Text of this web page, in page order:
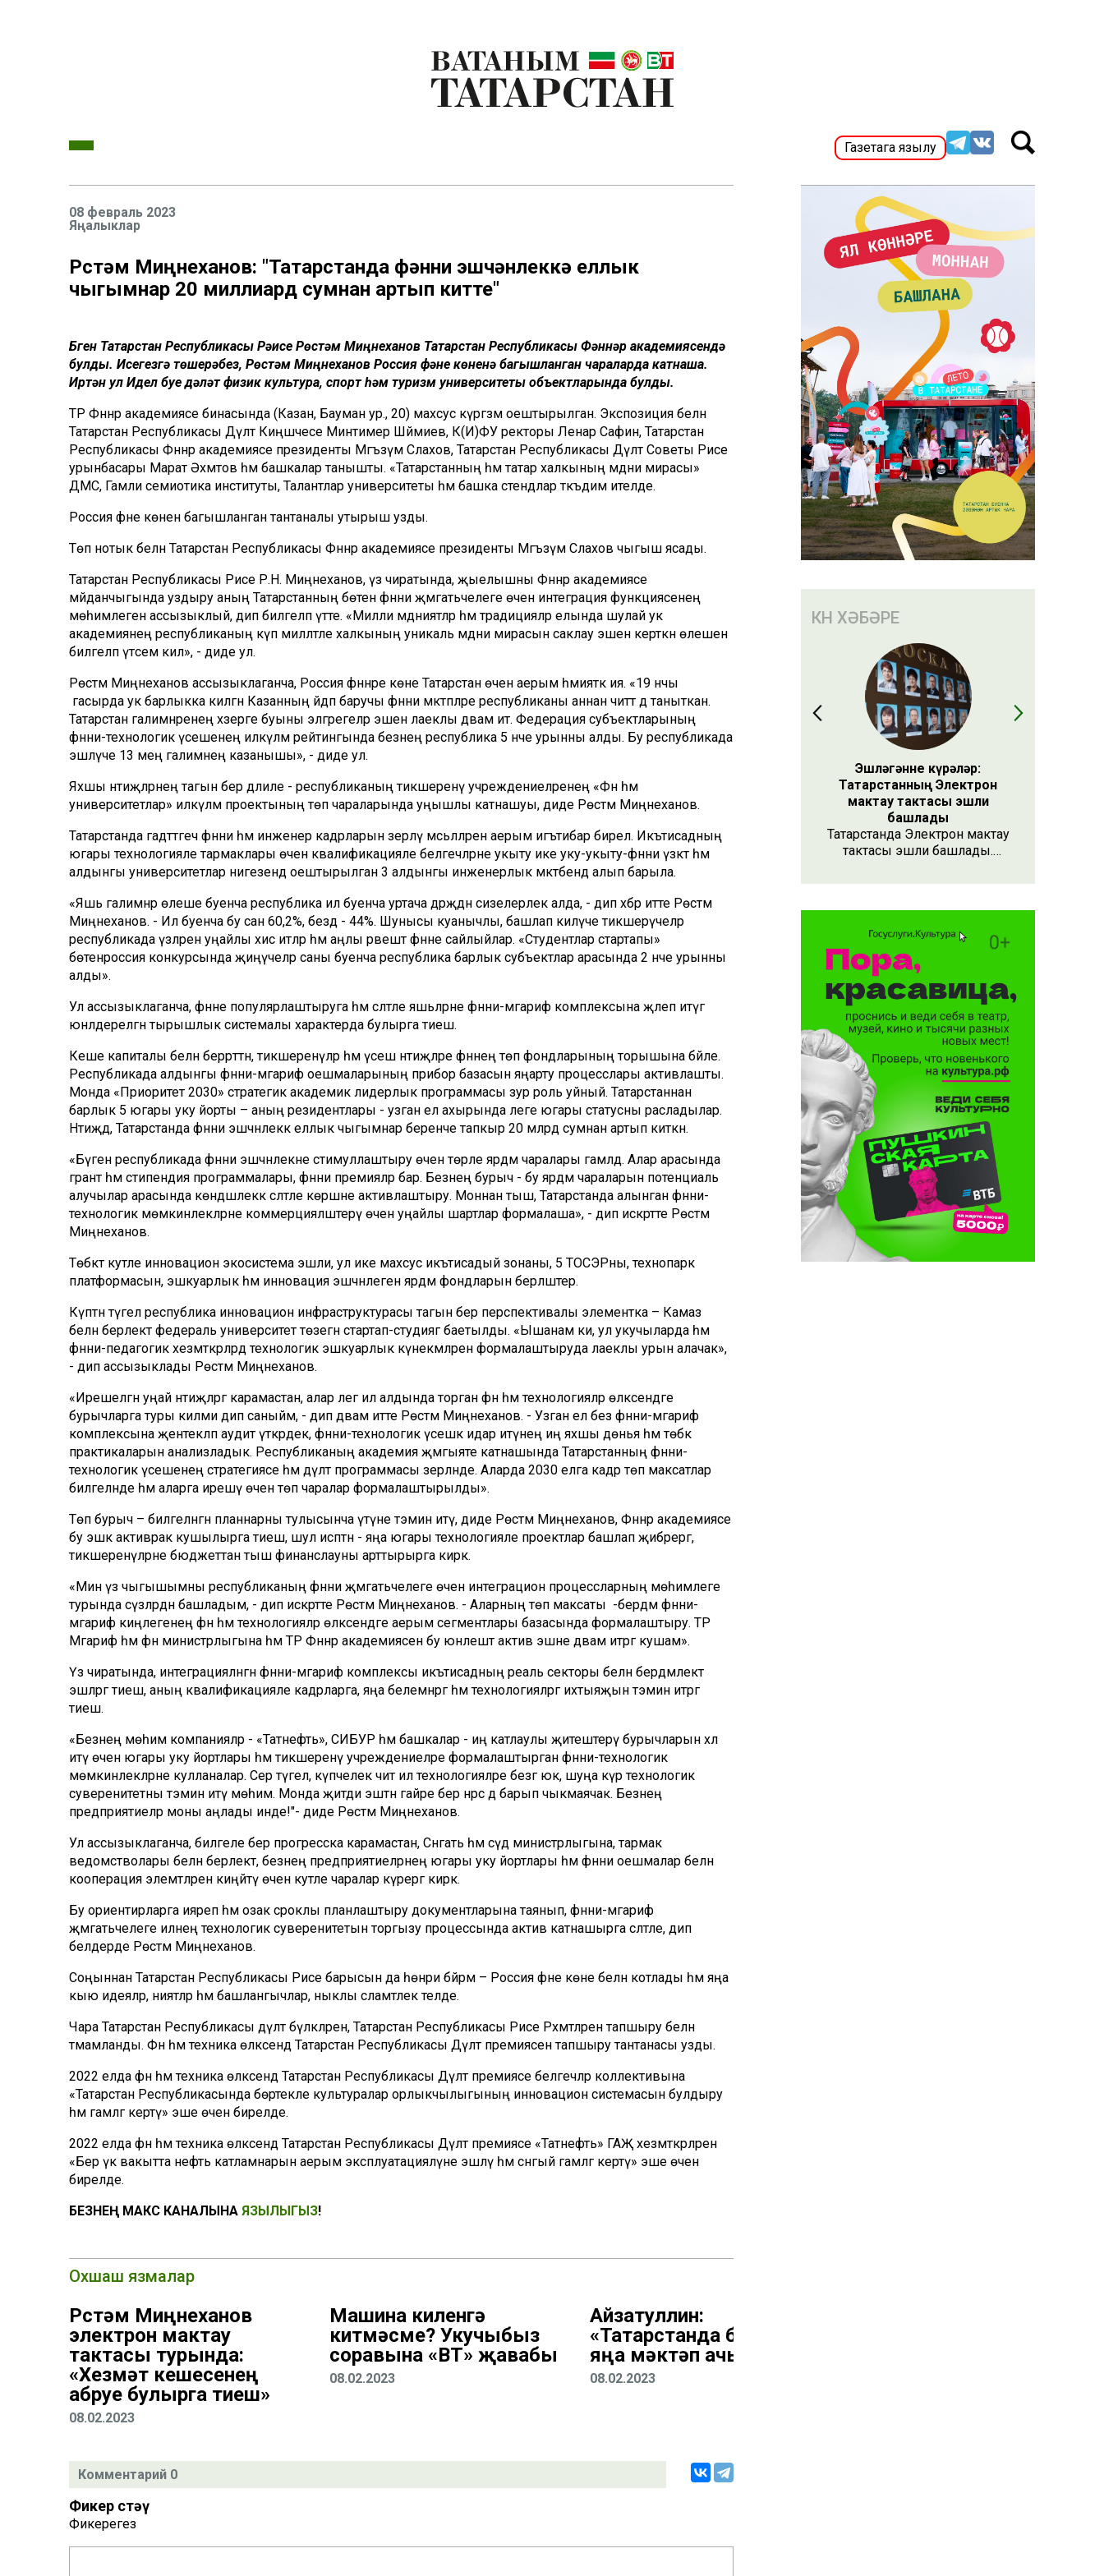
Газетага язылу
08 февраль 2023
Яңалыклар
Рөстәм Миңнеханов: "Татарстанда фәнни эшчәнлеккә еллык
чыгымнар 20 миллиард сумнан артып китте"
Бүген Татарстан Республикасы Рәисе Рөстәм Миңнеханов Татарстан Республикасы Фәннәр академиясендә
булды. Исегезгә төшерәбез, Рөстәм Миңнеханов Россия фәне көненә багышланган чараларда катнаша.
Иртән ул Идел буе дәүләт физик культура, спорт һәм туризм университеты объектларында булды.
ТР Фәннәр академиясе бинасында (Казан, Бауман ур., 20) махсус күргәзмә оештырылган. Экспозиция белән
Татарстан Республикасы Дәүләт Киңәшчесе Минтимер Шәймиев, К(И)ФУ ректоры Ленар Сафин, Татарстан
Республикасы Фәннәр академиясе президенты Мәгъзүм Сәлахов, Татарстан Республикасы Дәүләт Советы Рәисе
урынбасары Марат Әхмәтов һәм башкалар танышты. «Татарстанның һәм татар халкының мәдәни мирасы»
ДМС, Гамәли семиотика институты, Талантлар университеты һәм башка стендлар тәкъдим ителде.
Россия фәне көненә багышланган тантаналы утырыш узды.
Төп нотык белән Татарстан Республикасы Фәннәр академиясе президенты Мәгъзүм Сәлахов чыгыш ясады.
Татарстан Республикасы Рәисе Р.Н. Миңнеханов, үз чиратында, җыелышны Фәннәр академиясе
мәйданчыгында уздыру аның Татарстанның бөтен фәнни җәмәгатьчелеге өчен интеграция функциясенең
мөһимлеген ассызыклый, дип билгеләп үтте. «Милли мәдәниятләр һәм традицияләр елында шулай ук
академиянең республиканың күп милләтле халкының уникаль мәдәни мирасын саклау эшенә керткән өлешен
билгеләп үтәсем килә», - диде ул.
Рөстәм Миңнеханов ассызыклаганча, Россия фәннәре көне Татарстан өчен аерым әһәмияткә ия. «19 нчы
гасырда ук барлыкка килгән Казанның әйдәп баручы фәнни мәктәпләре республиканы аннан читтә дә таныткан.
Татарстан галимнәренең хәзерге буыны элгәрегеләр эшен лаеклы дәвам итә. Федерация субъектларының
фәнни-технологик үсешенең илкүләм рейтингында безнең республика 5 нче урынны алды. Бу республикада
эшләүче 13 мең галимнең казанышы», - диде ул.
Яхшы нәтиҗәләрнең тагын бер дәлиле - республиканың тикшеренү учреждениеләренең «Фән һәм
университетлар» илкүләм проектының төп чараларында уңышлы катнашуы, диде Рөстәм Миңнеханов.
Татарстанда гадәттәгечә фәнни һәм инженер кадрларын әзерләү мәсьәләләренә аерым игътибар бирелә. Икътисадның
югары технологияле тармаклары өчен квалификацияле белгечләрне укыту ике уку-укыту-фәнни үзәктә һәм
алдынгы университетлар нигезендә оештырылган 3 алдынгы инженерлык мәктәбендә алып барыла.
«Яшь галимнәр өлеше буенча республика ил буенча уртача дәрәҗәдән сизелерлек алда, - дип хәбәр итте Рөстәм
Миңнеханов. - Ил буенча бу сан 60,2%, бездә - 44%. Шунысы куанычлы, башлап килүче тикшерүчеләр
республикада үзләрен уңайлы хис итәләр һәм аңлы рәвештә фәнне сайлыйлар. «Студентлар стартапы»
бөтенроссия конкурсында җиңүчеләр саны буенча республика барлык субъектлар арасында 2 нче урынны
алды».
Ул ассызыклаганча, фәнне популярлаштыруга һәм сәләтле яшьләрне фәнни-мәгариф комплексына җәлеп итүгә
юнәлдерелгән тырышлык системалы характерда булырга тиеш.
Кеше капиталы белән беррәттән, тикшеренүләр һәм үсеш нәтиҗәләре фәннең төп фондларының торышына бәйле.
Республикада алдынгы фәнни-мәгариф оешмаларының прибор базасын яңарту процесслары активлашты.
Монда «Приоритет 2030» стратегик академик лидерлык программасы зур роль уйный. Татарстаннан
барлык 5 югары уку йорты – аның резидентлары - узган ел ахырында әлеге югары статусны расладылар.
Нәтиҗәдә, Татарстанда фәнни эшчәнлеккә еллык чыгымнар беренче тапкыр 20 млрд сумнан артып киткән.
«Бүген республикада фәнни эшчәнлекне стимуллаштыру өчен төрле ярдәм чаралары гамәлдә. Алар арасында
грант һәм стипендия программалары, фәнни премияләр бар. Безнең бурыч - бу ярдәм чараларын потенциаль
алучылар арасында көндәшлеккә сәләтле көрәшне активлаштыру. Моннан тыш, Татарстанда алынган фәнни-
технологик мөмкинлекләрне коммерцияләштерү өчен уңайлы шартлар формалаша», - дип искәртте Рөстәм
Миңнеханов.
Төбәктә куәтле инновацион экосистема эшли, ул ике махсус икътисадый зонаны, 5 ТОСЭРны, технопарк
платформасын, эшкуарлык һәм инновация эшчәнлегенә ярдәм фондларын берләштерә.
Күптән түгел республика инновацион инфраструктурасы тагын бер перспективалы элементка – Камаз
белән берлектә федераль университет төзегән стартап-студиягә баетылды. «Ышанам ки, ул укучыларда һәм
фәнни-педагогик хезмәткәрләрдә технологик эшкуарлык күнекмәләрен формалаштыруда лаеклы урын алачак»,
- дип ассызыклады Рөстәм Миңнеханов.
«Ирешелгән уңай нәтиҗәләргә карамастан, алар әлегә ил алдында торган фән һәм технологияләр өлкәсендәге
бурычларга туры килми дип саныйм, - дип дәвам итте Рөстәм Миңнеханов. - Узган ел без фәнни-мәгариф
комплексына җентекләп аудит үткәрдек, фәнни-технологик үсешкә идарә итүнең иң яхшы дөнья һәм төбәк
практикаларын анализладык. Республиканың академия җәмгыяте катнашында Татарстанның фәнни-
технологик үсешенең стратегиясе һәм дәүләт программасы әзерләнде. Аларда 2030 елга кадәр төп максатлар
билгеләнде һәм аларга ирешү өчен төп чаралар формалаштырылды».
Төп бурыч – билгеләнгән планнарны тулысынча үтәүне тәэмин итү, диде Рөстәм Миңнеханов, Фәннәр академиясе
бу эшкә активрак кушылырга тиеш, шул исәптән - яңа югары технологияле проектлар башлап җибәрергә,
тикшеренүләрне бюджеттан тыш финанслауны арттырырга кирәк.
«Мин үз чыгышымны республиканың фәнни җәмәгатьчелеге өчен интеграцион процессларның мөһимлеге
турында сүзләрдән башладым, - дип искәртте Рөстәм Миңнеханов. - Аларның төп максаты -бердәм фәнни-
мәгариф киңлегенең фән һәм технологияләр өлкәсендәге аерым сегментлары базасында формалаштыру. ТР
Мәгариф һәм фән министрлыгына һәм ТР Фәннәр академиясенә бу юнәлештә актив эшне дәвам итәргә кушам».
Үз чиратында, интеграцияләнгән фәнни-мәгариф комплексы икътисадның реаль секторы белән бердәмлектә
эшләргә тиеш, аның квалификацияле кадрларга, яңа белемнәргә һәм технологияләргә ихтыяҗын тәэмин итәргә
тиеш.
«Безнең мөһим компанияләр - «Татнефть», СИБУР һәм башкалар - иң катлаулы җитештерү бурычларын хәл
итү өчен югары уку йортлары һәм тикшеренү учреждениеләре формалаштырган фәнни-технологик
мөмкинлекләрне кулланалар. Сер түгел, күпчелек чит ил технологияләре безгә юк, шуңа күрә технологик
суверенитетны тәэмин итү мөһим. Монда җитди эштән гайре бер нәрсә дә барып чыкмаячак. Безнең
предприятиеләр моны аңлады инде!"- диде Рөстәм Миңнеханов.
Ул ассызыклаганча, билгеле бер прогресска карамастан, Сәнәгать һәм сәүдә министрлыгына, тармак
ведомстволары белән берлектә, безнең предприятиеләрнең югары уку йортлары һәм фәнни оешмалар белән
кооперация элемтәләрен киңәйтү өчен куәтле чаралар күрергә кирәк.
Бу ориентирларга ияреп һәм озак сроклы планлаштыру документларына таянып, фәнни-мәгариф
җәмәгатьчелеге илнең технологик суверенитетын торгызу процессында актив катнашырга сәләтле, дип
белдерде Рөстәм Миңнеханов.
Соңыннан Татарстан Республикасы Рәисе барысын да һөнәри бәйрәм – Россия фәне көне белән котлады һәм яңа
кыю идеяләр, ниятләр һәм башлангычлар, ныклы сәламәтлек теләде.
Чара Татарстан Республикасы дәүләт бүләкләрен, Татарстан Республикасы Рәисе Рәхмәтләрен тапшыру белән
тәмамланды. Фән һәм техника өлкәсендә Татарстан Республикасы Дәүләт премиясен тапшыру тантанасы узды.
2022 елда фән һәм техника өлкәсендә Татарстан Республикасы Дәүләт премиясе белгечләр коллективына
«Татарстан Республикасында бөртекле культуралар орлыкчылыгының инновацион системасын булдыру
һәм гамәлгә кертү» эше өчен бирелде.
2022 елда фән һәм техника өлкәсендә Татарстан Республикасы Дәүләт премиясе «Татнефть» ГАҖ хезмәткәрләренә
«Бер үк вакытта нефть катламнарын аерым эксплуатацияләүне эшләү һәм сәнәгый гамәлгә кертү» эше өчен
бирелде.
БЕЗНЕҢ МАКС КАНАЛЫНА ЯЗЫЛЫГЫЗ!
Охшаш язмалар
Рөстәм Миңнеханов
электрон мактау
тактасы турында:
«Хезмәт кешесенең
абруе булырга тиеш»
08.02.2023
Машина киленгә
китмәсме? Укучыбыз
соравына «ВТ» җавабы
08.02.2023
Айзатуллин:
«Татарстанда быел биш
яңа мәктәп ачылачак»
08.02.2023
Комментарий 0
Фикер өстәү
Фикерегез
КӨН ХӘБӘРЕ
Эшләгәнне күрәләр:
Татарстанның Электрон
мактау тактасы эшли
башлады
Татарстанда Электрон мактау
тактасы эшли башлады.
күрсәтүнең заманча алымы
тупланган. Исемлекне ел
саен яңартып торачаклар.
Лаеклыларга исә махсус
таныклык та бирәчәкләр.